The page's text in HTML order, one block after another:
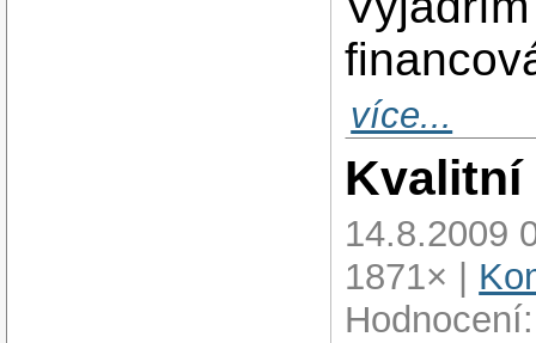
více...
Kvalitní
14.8.2009
1871× |